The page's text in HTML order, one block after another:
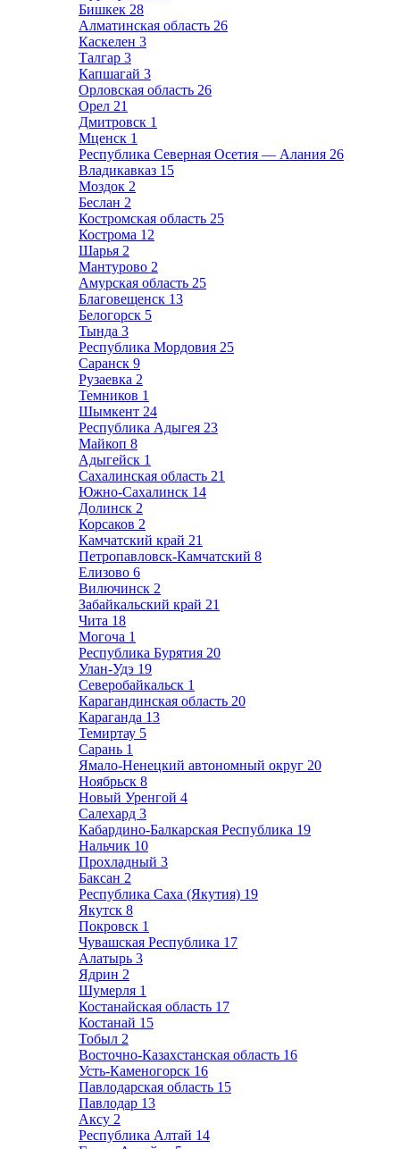
Бишкек 28
Алматинская область 26
Каскелен 3
Талгар 3
Капшагай 3
Орловская область 26
Орел 21
Дмитровск 1
Мценск 1
Республика Северная Осетия — Алания 26
Владикавказ 15
Моздок 2
Беслан 2
Костромская область 25
Кострома 12
Шарья 2
Мантурово 2
Амурская область 25
Благовещенск 13
Белогорск 5
Тында 3
Республика Мордовия 25
Саранск 9
Рузаевка 2
Темников 1
Шымкент 24
Республика Адыгея 23
Майкоп 8
Адыгейск 1
Сахалинская область 21
Южно-Сахалинск 14
Долинск 2
Корсаков 2
Камчатский край 21
Петропавловск-Камчатский 8
Елизово 6
Вилючинск 2
Забайкальский край 21
Чита 18
Могоча 1
Республика Бурятия 20
Улан-Удэ 19
Северобайкальск 1
Карагандинская область 20
Караганда 13
Темиртау 5
Сарань 1
Ямало-Ненецкий автономный округ 20
Ноябрьск 8
Новый Уренгой 4
Салехард 3
Кабардино-Балкарская Республика 19
Нальчик 10
Прохладный 3
Баксан 2
Республика Саха (Якутия) 19
Якутск 8
Покровск 1
Чувашская Республика 17
Алатырь 3
Ядрин 2
Шумерля 1
Костанайская область 17
Костанай 15
Тобыл 2
Восточно-Казахстанская область 16
Усть-Каменогорск 16
Павлодарская область 15
Павлодар 13
Аксу 2
Республика Алтай 14